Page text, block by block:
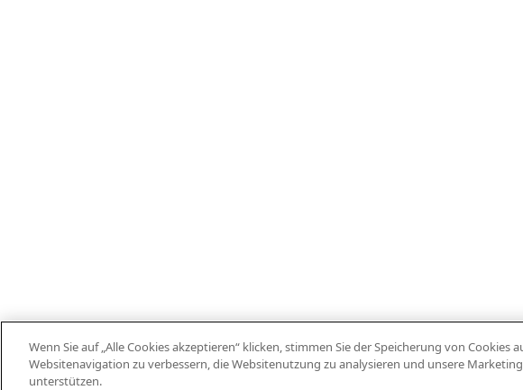
ENDEESFRPT APP
Wenn Sie auf „Alle Cookies akzeptieren“ klicken, stimmen Sie der Speicherung von Cookies
Websitenavigation zu verbessern, die Websitenutzung zu analysieren und unsere
unterstützen.